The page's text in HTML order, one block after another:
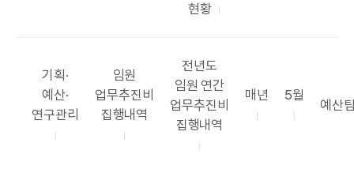
연
현황
카
테
고
기획·
예산·
연구관리
공
표
목
임원
업무추진비
집행내역
공
표
항
목
전년도
임원 연간
업무추진비
집행내역
공
매년
공
표
5월
부
예산